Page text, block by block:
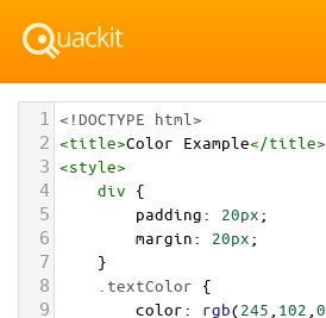
1 <!DOCTYPE html>
2 <title>Color Example</title>
3 <style>
4 div {
5 padding: 20px;
6 margin: 20px;
7 }
8 .textColor {
9 color: rgb(245 102 0